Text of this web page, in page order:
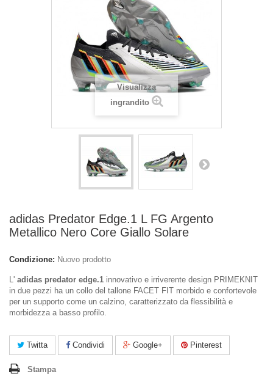
Visualizza
ingrandito
adidas Predator Edge.1 L FG Argento
Metallico Nero Core Giallo Solare
Condizione: Nuovo prodotto
L' adidas predator edge.1 innovativo e irriverente design PRIMEKNIT
in due pezzi ha un collo del tallone FACET FIT morbido e confortevole
per un supporto come un calzino, caratterizzato da flessibilità e
morbidezza a basso profilo.
Twitta Condividi Google+ Pinterest
Stampa